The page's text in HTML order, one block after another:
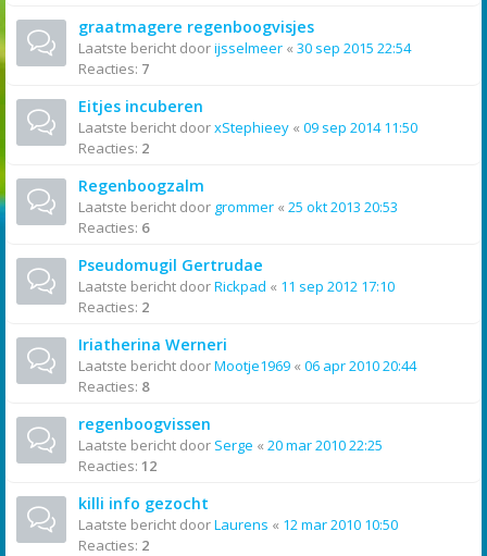
graatmagere regenboogvisjes
Laatste bericht doorijsselmeer « 30 sep 2015 22:54
Reacties: 7
Eitjes incuberen
Laatste bericht doorxStephieey « 09 sep 2014 11:50
Reacties: 2
Regenboogzalm
Laatste bericht door grommer « 25 okt 2013 20:53
Reacties: 6
Pseudomugil Gertrudae
Laatste bericht doorRickpad « 11 sep 2012 17:10
Reacties: 2
Iriatherina Werneri
Laatste bericht doorMootje1969 « 06 apr 2010 20:44
Reacties: 8
regenboogvissen
Laatste bericht door Serge « 20 mar 2010 22:25
Reacties: 12
killi info gezocht
Laatste bericht doorLaurens « 12 mar 2010 10:50
Reacties: 2